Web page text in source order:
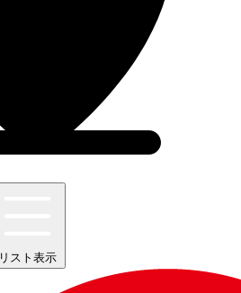
リスト表示